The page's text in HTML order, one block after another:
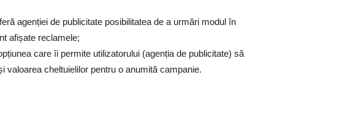
agenției de publicitate posibilitatea de a urmări modul în
afișate reclamele;
care îi permite utilizatorului (agenția de publicitate) să
valoarea cheltuielilor pentru o anumită campanie.